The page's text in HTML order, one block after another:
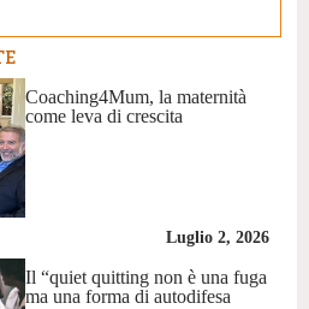
Coaching4Mum, la maternità
come leva di crescita
Luglio 2, 2026
Il “quiet quitting non è una fuga
ma una forma di autodifesa